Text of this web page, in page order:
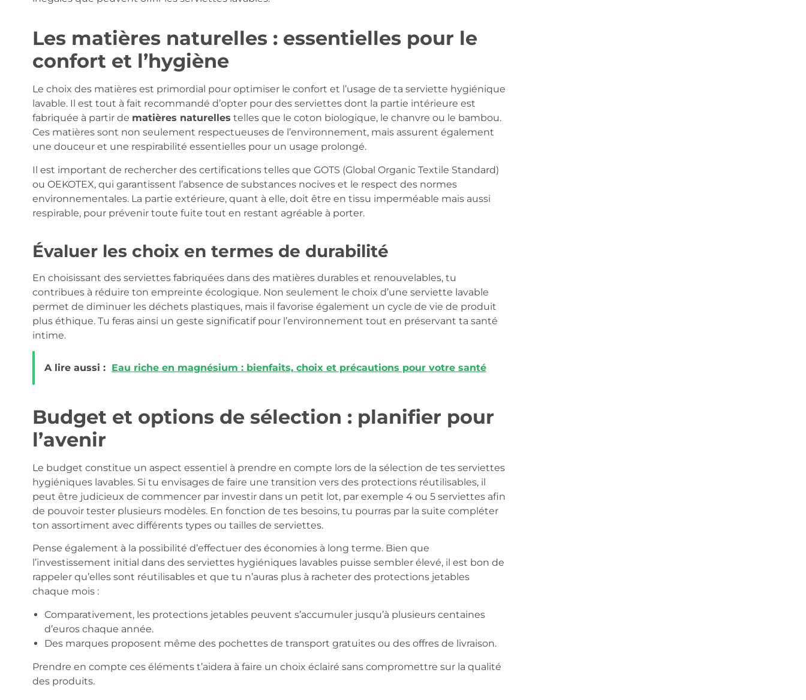
Les matières naturelles : essentielles pour le
confort et l’hygiène
Le choix des matières est primordial pour optimiser le confort et l’usage de ta serviette hygiénique
lavable. Il est tout à fait recommandé d’opter pour des serviettes dont la partie intérieure est
fabriquée à partir de matières naturelles telles que le coton biologique, le chanvre ou le bambou.
Ces matières sont non seulement respectueuses de l’environnement, mais assurent également
une douceur et une respirabilité essentielles pour un usage prolongé.
Il est important de rechercher des certifications telles que GOTS (Global Organic Textile Standard)
ou OEKOTEX, qui garantissent l’absence de substances nocives et le respect des normes
environnementales. La partie extérieure, quant à elle, doit être en tissu imperméable mais aussi
respirable, pour prévenir toute fuite tout en restant agréable à porter.
Évaluer les choix en termes de durabilité
En choisissant des serviettes fabriquées dans des matières durables et renouvelables, tu
contribues à réduire ton empreinte écologique. Non seulement le choix d’une serviette lavable
permet de diminuer les déchets plastiques, mais il favorise également un cycle de vie de produit
plus éthique. Tu feras ainsi un geste significatif pour l’environnement tout en préservant ta santé
intime.
A lire aussi : Eau riche en magnésium : bienfaits, choix et précautions pour votre santé
Budget et options de sélection : planifier pour
l’avenir
Le budget constitue un aspect essentiel à prendre en compte lors de la sélection de tes serviettes
hygiéniques lavables. Si tu envisages de faire une transition vers des protections réutilisables, il
peut être judicieux de commencer par investir dans un petit lot, par exemple 4 ou 5 serviettes afin
de pouvoir tester plusieurs modèles. En fonction de tes besoins, tu pourras par la suite compléter
ton assortiment avec différents types ou tailles de serviettes.
Pense également à la possibilité d’effectuer des économies à long terme. Bien que
l’investissement initial dans des serviettes hygiéniques lavables puisse sembler élevé, il est bon de
rappeler qu’elles sont réutilisables et que tu n’auras plus à racheter des protections jetables
chaque mois :
Comparativement, les protections jetables peuvent s’accumuler jusqu’à plusieurs centaines
d’euros chaque année.
Des marques proposent même des pochettes de transport gratuites ou des offres de livraison.
Prendre en compte ces éléments t’aidera à faire un choix éclairé sans compromettre sur la qualité
des produits.